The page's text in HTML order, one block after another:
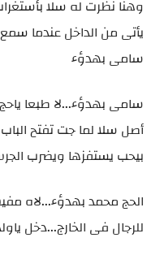
وهنا نظرت له سلا
يأتى من الداخل عندما
سامى بهدؤء
سامى بهدؤء...لا طبعا
أصل سلا لما جت تفتح
بيحب يستفزها ويضرب
الحج محمد بهدؤء...لاه
للرجال فى الخارج...دخل